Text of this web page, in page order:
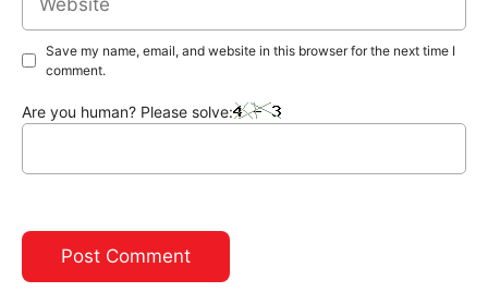
Save my name, email, and website in this browser for the next time I
comment.
Are you human? Please solve: